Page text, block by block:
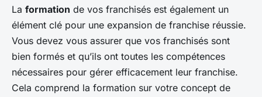
La formation de vos franchisés est également un
élément clé pour une expansion de franchise réussie.
Vous devez vous assurer que vos franchisés sont
bien formés et qu’ils ont toutes les compétences
nécessaires pour gérer efficacement leur franchise.
Cela comprend la formation sur votre concept de